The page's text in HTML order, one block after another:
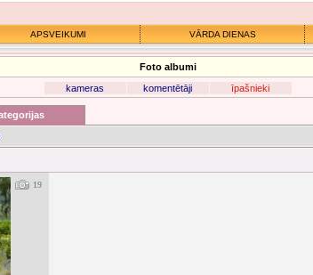
APSVEIKUMI VĀRDA DIENAS
Foto albumi
kameras
komentētāji īpašnieki
19